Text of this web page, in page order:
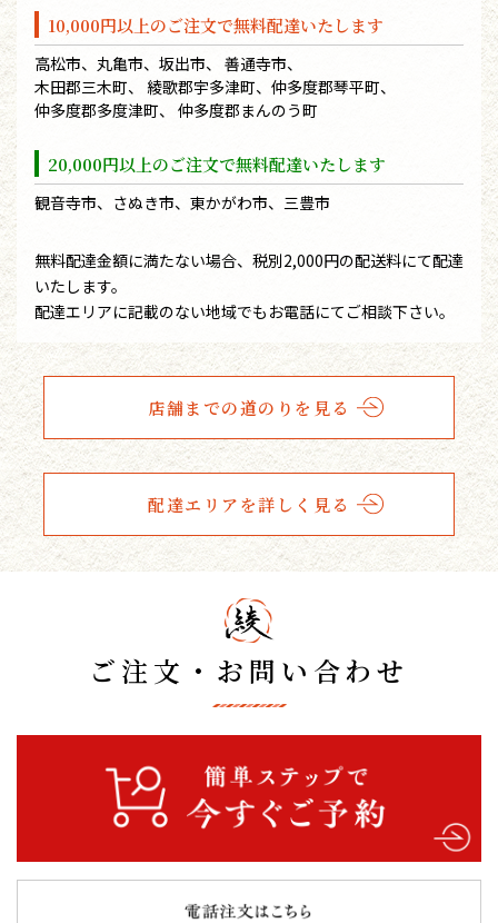
10,000円以上のご注文で無料配達いたします
高松市、丸亀市、坂出市、 善通寺市、
木田郡三木町、 綾歌郡宇多津町、仲多度郡琴平町、
仲多度郡多度津町、 仲多度郡まんのう町
20,000円以上のご注文で無料配達いたします
観音寺市、さぬき市、東かがわ市、三豊市
無料配達金額に満たない場合、税別2,000円の配送料にて配達
いたします。
配達エリアに記載のない地域でもお電話にてご相談下さい。
店舗までの道のりを見る
配達エリアを詳しく見る
ご注文・お問い合わせ